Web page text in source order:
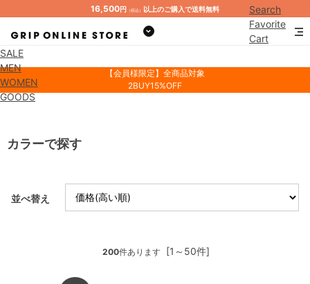
16,500円 （税込） 以上のご購入で送料無料
Search
Favorite
Cart
SALE
MEN
WOMEN
GOODS
【会員様限定】全商品対象
2BUY15%OFF
カラーで探す
並べ替え
[1～50件]
200件あります